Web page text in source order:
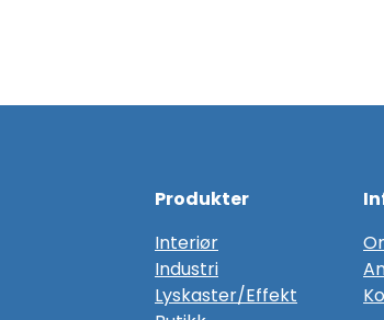
Produkter
Interiør
Industri
Lyskaster/Effekt